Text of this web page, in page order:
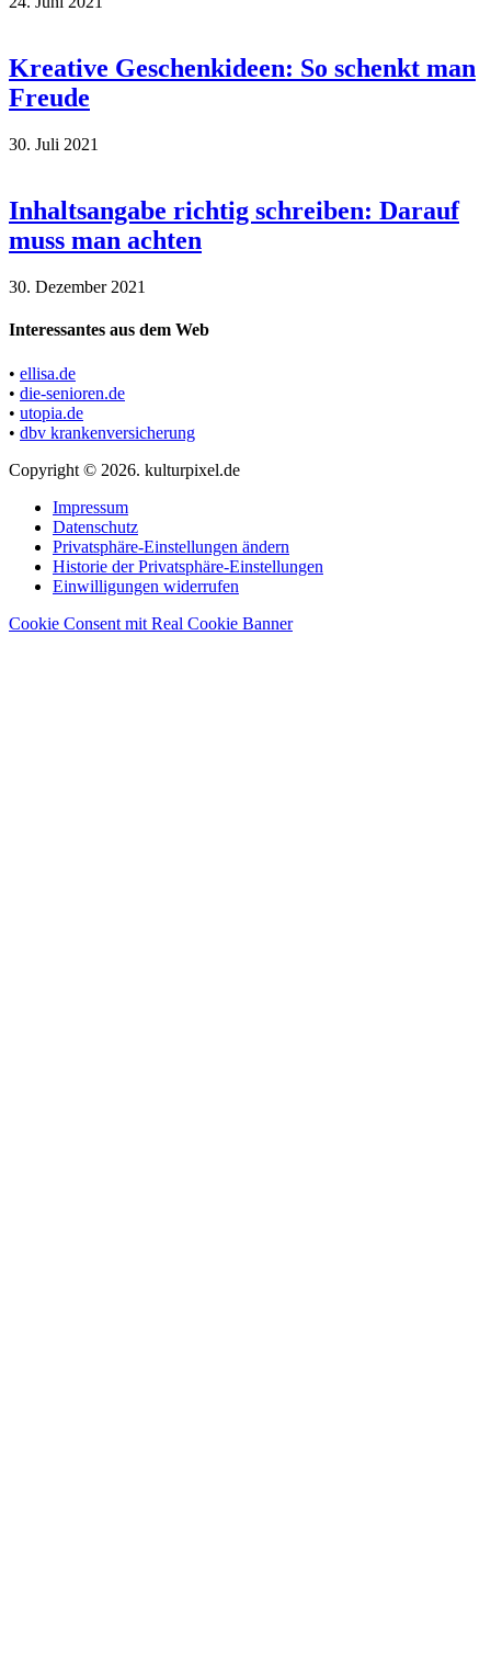
Kreative Geschenkideen: So schenkt man
Freude
30. Juli 2021
Inhaltsangabe richtig schreiben: Darauf
muss man achten
30. Dezember 2021
Interessantes aus dem Web
• ellisa.de
• die-senioren.de
• utopia.de
• dbv krankenversicherung
Copyright © 2026. kulturpixel.de
Impressum
Datenschutz
Privatsphäre-Einstellungen ändern
Historie der Privatsphäre-Einstellungen
Einwilligungen widerrufen
Cookie Consent mit Real Cookie Banner